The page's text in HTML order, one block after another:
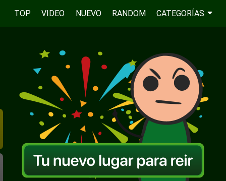
TOP VIDEO NUEVO RANDOM CATEGORÍAS